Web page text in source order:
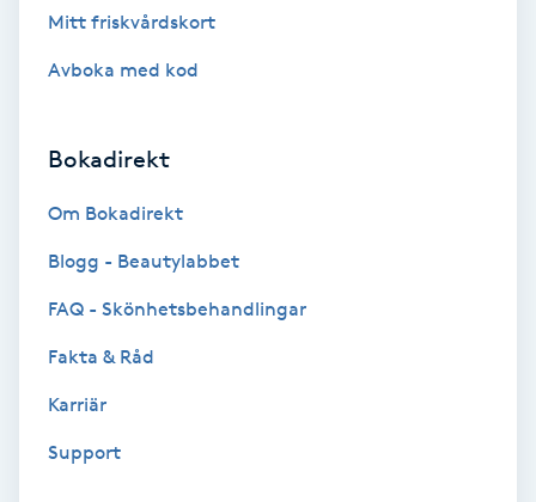
Celluliter
Coachning
Color correction
Cryoterapi
Damklippning
Diamantslipning
Mitt friskvårdskort
Avboka med kod
Bokadirekt
Om Bokadirekt
Blogg - Beautylabbet
FAQ - Skönhetsbehandlingar
Fakta & Råd
Karriär
Support